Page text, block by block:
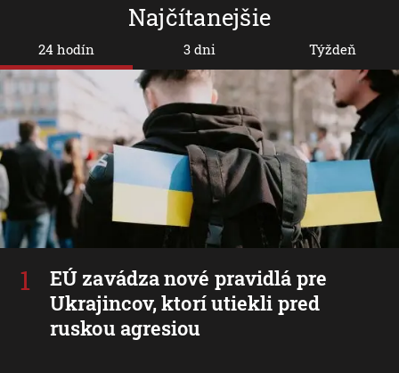
Najčítanejšie
24 hodín
EÚ zavádza nové pravidlá pre
Ukrajincov, ktorí utiekli pred
ruskou agresiou
3 dni Týždeň